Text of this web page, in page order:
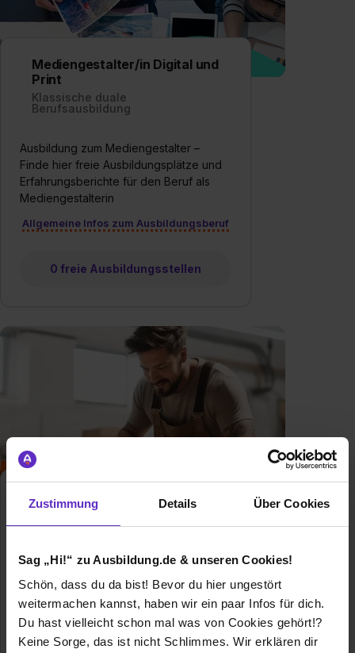
Zustimmung Details Über Cookies
Sag „Hi!“ zu Ausbildung.de & unseren Cookies!
Schön, dass du da bist! Bevor du hier ungestört
weitermachen kannst, haben wir ein paar Infos für dich.
Du hast vielleicht schon mal was von Cookies gehört!?
Keine Sorge, das ist nicht Schlimmes. Wir erklären dir
Mediengestalter/in Digital und
Print
Klassische duale
Berufsausbildung
Ausbildung zum Mediengestalter –
Finde hier freie Ausbildungsplätze und
Erfahrungsberichte für den Beruf als
Mediengestalterin
Allgemeine Infos zum Ausbildungsberuf
0 freie Ausbildungsstellen
Tischler/in
Klassische duale
Berufsausbildung
Mit Ausbildung.de schnell und einfach
zu deinem Ausbildungsplatz als Tischler.
✔ Noch freie Plätze ✔ Aktuelle
Allgemeine Infos zum Ausbildungsberuf